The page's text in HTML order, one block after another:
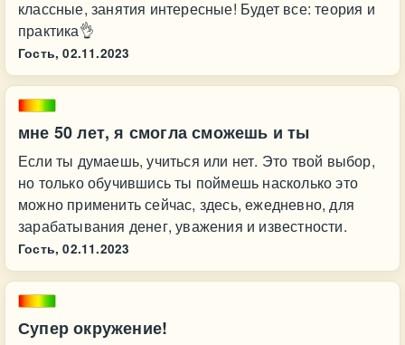
классные, занятия интересные! Будет все: теория и
практика👌
Гость, 02.11.2023
мне 50 лет, я смогла сможешь и ты
Если ты думаешь, учиться или нет. Это твой выбор,
но только обучившись ты поймешь насколько это
можно применить сейчас, здесь, ежедневно, для
зарабатывания денег, уважения и известности.
Гость, 02.11.2023
Супер окружение!